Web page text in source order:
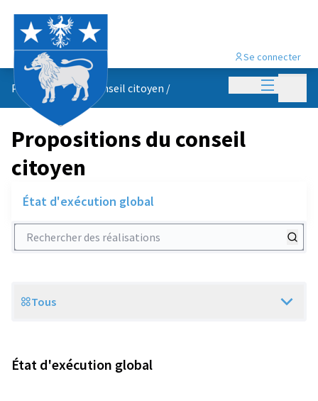
Menu
Se connecter
Propositions du conseil citoyen /
Propositions du conseil
citoyen
État d'exécution global
Rechercher des réalisations
Scope
Tous
État d'exécution global